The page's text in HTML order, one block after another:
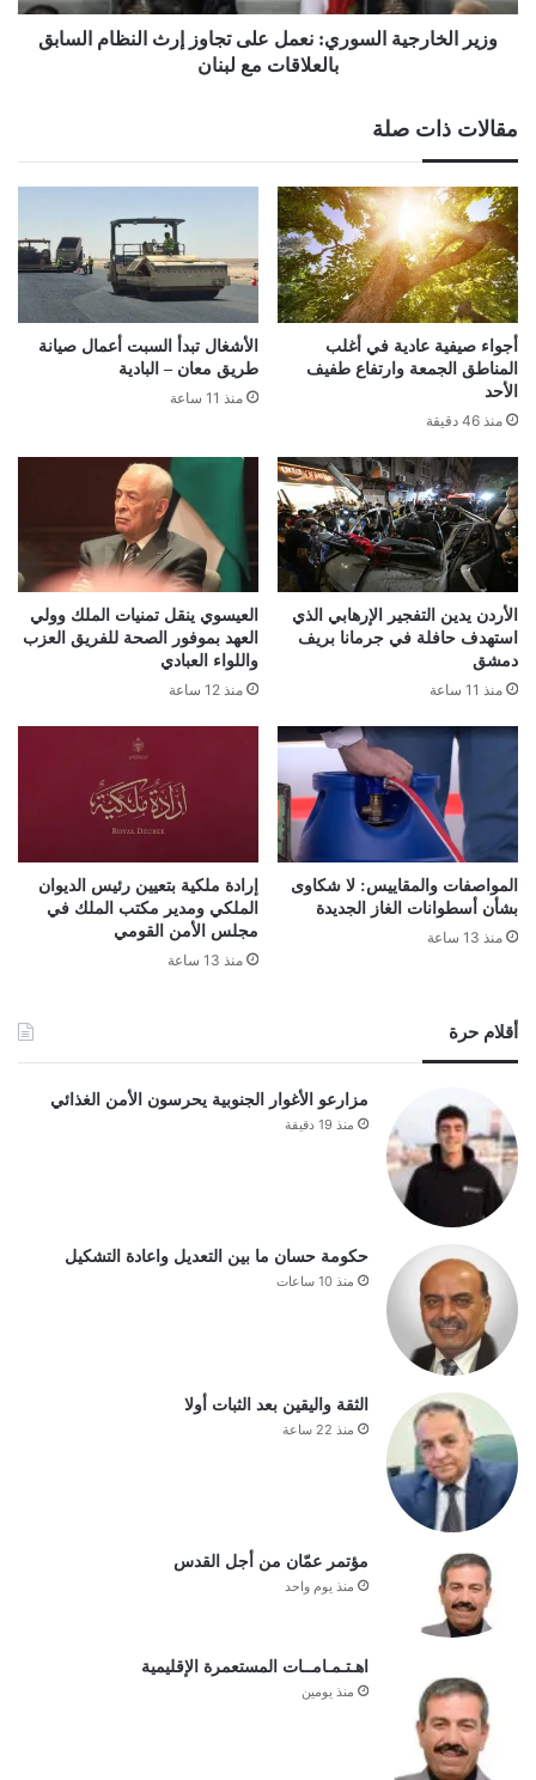
السابق
بالعلاقات
وزير الخارجية السوري: نعمل على تجاوز إرث النظام السابق
بالعلاقات مع لبنان
مقالات ذات صلة
أجواء صيفية عادية في أغلب
المناطق الجمعة وارتفاع طفيف
الأحد
منذ 46 دقيقة
الأشغال تبدأ السبت أعمال صيانة
طريق معان – البادية
منذ 11 ساعة
الأردن يدين التفجير الإرهابي الذي
استهدف حافلة في جرمانا بريف
دمشق
منذ 11 ساعة
العيسوي ينقل تمنيات الملك وولي
العهد بموفور الصحة للفريق العزب
واللواء العبادي
منذ 12 ساعة
المواصفات والمقاييس: لا شكاوى
بشأن أسطوانات الغاز الجديدة
منذ 13 ساعة
إرادة ملكية بتعيين رئيس الديوان
الملكي ومدير مكتب الملك في
مجلس الأمن القومي
منذ 13 ساعة
أقلام حرة
مزارعو الأغوار الجنوبية يحرسون الأمن الغذائي
منذ 19 دقيقة
حكومة حسان ما بين التعديل واعادة التشكيل
منذ 10 ساعات
الثقة واليقين بعد الثبات أولا
منذ 22 ساعة
مؤتمر عمّان من أجل القدس
منذ يوم واحد
اهـتـمـامــات المستعمرة الإقليمية
منذ يومين